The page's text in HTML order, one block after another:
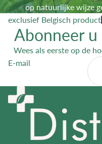
op natuurlijke wijze
exclusief Belgisch product
Abonneer u
Wees als eerste op de
E-mail